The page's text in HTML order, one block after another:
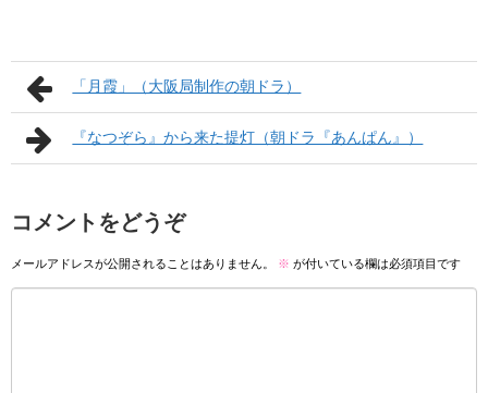
「月霞」（大阪局制作の朝ドラ）
『なつぞら』から来た提灯（朝ドラ『あんぱん』）
コメントをどうぞ
メールアドレスが公開されることはありません。 ※ が付いている欄は必須項目です